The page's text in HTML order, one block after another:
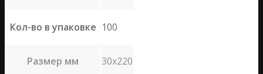
Кол-во в упаковке 100
Размер мм 30х220